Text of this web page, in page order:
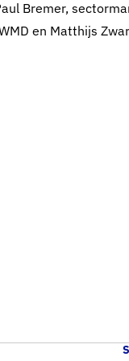
Bremer,
en Matthijs